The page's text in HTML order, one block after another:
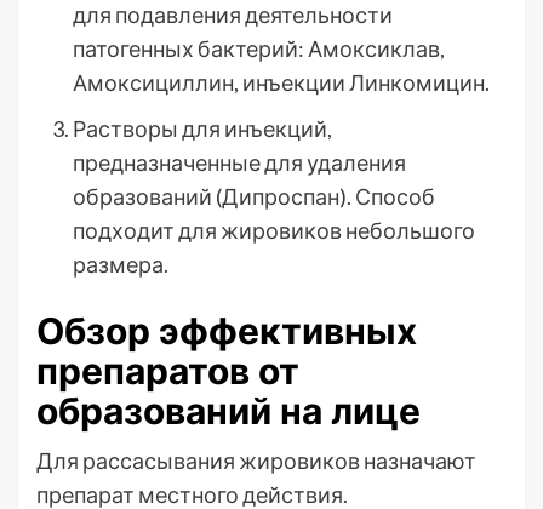
для подавления деятельности
патогенных бактерий: Амоксиклав,
Амоксициллин, инъекции Линкомицин.
Растворы для инъекций,
предназначенные для удаления
образований (Дипроспан). Способ
подходит для жировиков небольшого
размера.
Обзор эффективных
препаратов от
образований на лице
Для рассасывания жировиков назначают
препарат местного действия.